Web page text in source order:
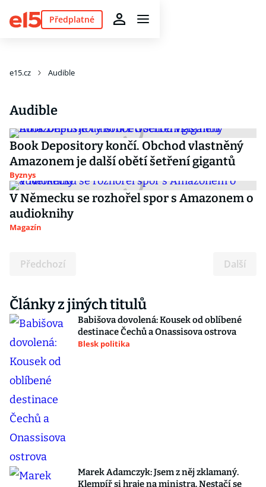
Předplatné
e15.cz Audible
Audible
Book Depository končí. Obchod vlastněný
Amazonem je další obětí šetření gigantů
Byznys
V Německu se rozhořel spor s Amazonem o
audioknihy
Magazín
Předchozí Další
Články z jiných titulů
Babišova dovolená: Kousek od oblíbené
destinace Čechů a Onassisova ostrova
Blesk politika
Marek Adamczyk: Jsem z něj zklamaný.
Klempíř si hraje na ministra. Nestačí se